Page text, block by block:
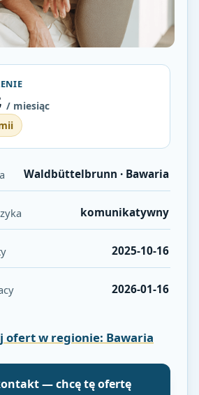
/ miesiąc
Waldbüttelbrunn · Bawaria
komunikatywny
2025-10-16
2026-01-16
ofert w regionie: Bawaria
— chcę tę ofertę